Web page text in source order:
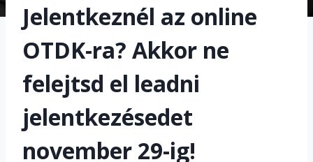
Jelentkeznél az online
OTDK-ra? Akkor ne
felejtsd el leadni
jelentkezésedet
november 29-ig!